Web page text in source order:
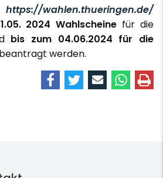
https://wahlen.thueringen.de/
2024 Wahlscheine für die
bis zum 04.06.2024 für die
werden.